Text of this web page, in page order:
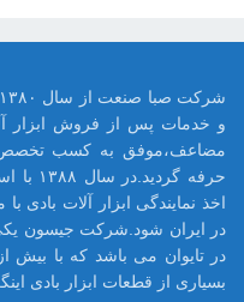
و خدمات پس از فروش ابزار
مضاعف،موفق به کسب تخصص
حرفه
در ایران شود.شرکت جیسون یکی
بسیاری از قطعات ابزار بادی